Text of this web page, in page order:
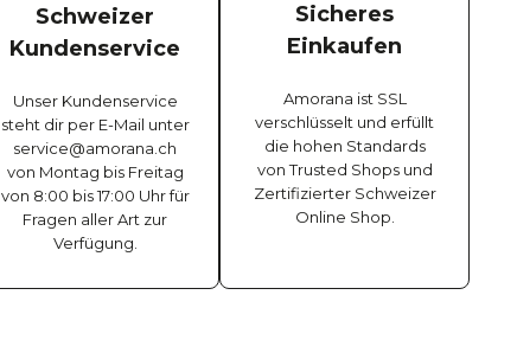
Schweizer
Kundenservice
Unser Kundenservice
steht dir per E-Mail unter
service@amorana.ch
von Montag bis Freitag
von 8:00 bis 17:00 Uhr für
Fragen aller Art zur
Verfügung.
Sicheres
Einkaufen
Amorana ist SSL
verschlüsselt und erfüllt
die hohen Standards
von Trusted Shops und
Zertifizierter Schweizer
Online Shop.